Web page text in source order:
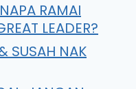
RAMAI
LEADER?
SUSAH NAK